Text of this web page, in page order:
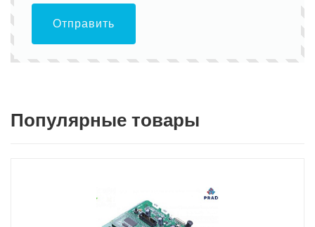
Отправить
Популярные товары